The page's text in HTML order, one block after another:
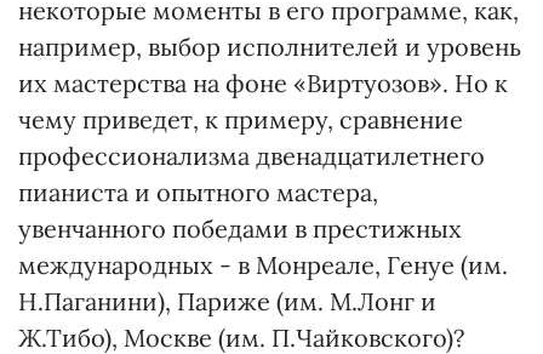
некоторые моменты в его программе, как,
например, выбор исполнителей и уровень
их мастерства на фоне «Виртуозов». Но к
чему приведет, к примеру, сравнение
профессионализма двенадцатилетнего
пианиста и опытного мастера,
увенчанного победами в престижных
международных - в Монреале, Генуе (им.
Н.Паганини), Париже (им. М.Лонг и
Ж.Тибо), Москве (им. П.Чайковского)?